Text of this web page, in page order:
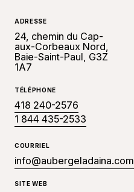
ADRESSE
24, chemin du Cap-
aux-Corbeaux Nord,
Baie-Saint-Paul, G3Z
1A7
TÉLÉPHONE
418 240-2576
1 844 435-2533
COURRIEL
info@aubergeladaina.com
SITE WEB